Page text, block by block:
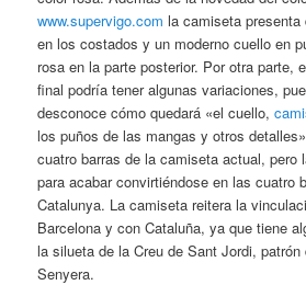
www.supervigo.com la camiseta
en los costados y un moderno cuello en
rosa en la parte posterior. Por otra parte,
final podría tener algunas variaciones,
desconoce cómo quedará «el cuello,
los puños de las mangas y otros
cuatro barras de la camiseta actual, pero
para acabar convirtiéndose en las cuatro
Catalunya. La camiseta reitera la
Barcelona y con Cataluña, ya que tiene
la silueta de la Creu de Sant Jordi,
Senyera.